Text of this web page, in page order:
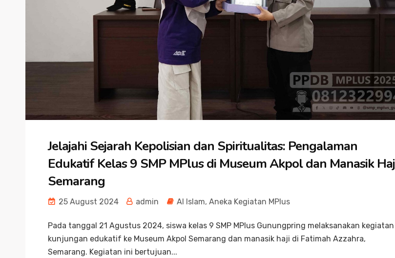
Jelajahi Sejarah Kepolisian dan Spiritualitas: Pengalaman
Edukatif Kelas 9 SMP MPlus di Museum Akpol dan Manasik
Semarang
25 August 2024 admin Al Islam, Aneka Kegiatan MPlus
Pada tanggal 21 Agustus 2024, siswa kelas 9 SMP MPlus Gunungpring melaksanakan kegiatan
kunjungan edukatif ke Museum Akpol Semarang dan manasik haji di Fatimah Azzahra,
Semarang. Kegiatan ini bertujuan...